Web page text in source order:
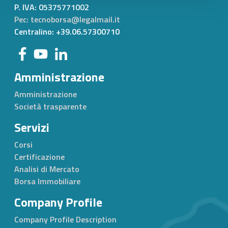
P. IVA: 05375771002
Pec: tecnoborsa@legalmail.it
Centralino: +39.06.57300710
Amministrazione
Amministrazione
Società trasparente
Servizi
Corsi
Certificazione
Analisi di Mercato
Borsa Immobiliare
Company Profile
Company Profile Description